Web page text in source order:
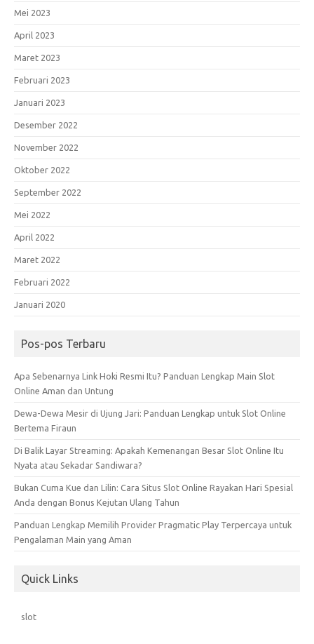
Mei 2023
April 2023
Maret 2023
Februari 2023
Januari 2023
Desember 2022
November 2022
Oktober 2022
September 2022
Mei 2022
April 2022
Maret 2022
Februari 2022
Januari 2020
Pos-pos Terbaru
Apa Sebenarnya Link Hoki Resmi Itu? Panduan Lengkap Main Slot
Online Aman dan Untung
Dewa-Dewa Mesir di Ujung Jari: Panduan Lengkap untuk Slot Online
Bertema Firaun
Di Balik Layar Streaming: Apakah Kemenangan Besar Slot Online Itu
Nyata atau Sekadar Sandiwara?
Bukan Cuma Kue dan Lilin: Cara Situs Slot Online Rayakan Hari Spesial
Anda dengan Bonus Kejutan Ulang Tahun
Panduan Lengkap Memilih Provider Pragmatic Play Terpercaya untuk
Pengalaman Main yang Aman
Quick Links
slot